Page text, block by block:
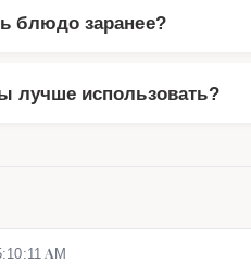
блюдо заранее?
лучше использовать?
AM